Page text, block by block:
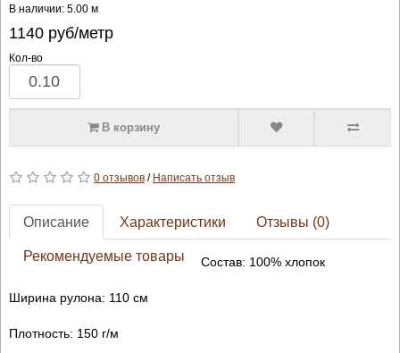
В наличии: 5.00 м
1140руб/метр
Кол-во
В корзину
0 отзывов/ Написать отзыв
Описание Характеристики Отзывы (0)
Рекомендуемые товары Состав: 100% хлопок
Ширина рулона: 110 см
Плотность: 150 г/м